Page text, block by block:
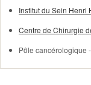
Institut du Sein Henri
Centre de Chirurgie
Pôle cancérologique -